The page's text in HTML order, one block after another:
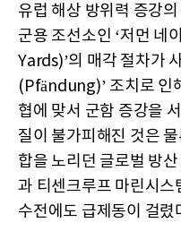
유럽 해상 방위력 증강
군용 조선소인 ‘저먼
Yards)’의 매각 절차가
(Pfändung)’ 조치로 인
협에 맞서 군함 증강을
질이 불가피해진 것은
합을 노리던 글로벌 방
과 티센크루프 마린시
수전에도 급제동이 걸렸